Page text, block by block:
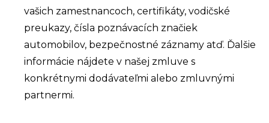
vašich zamestnancoch, certifikáty, vodičské
preukazy, čísla poznávacích značiek
automobilov, bezpečnostné záznamy atď. Ďalšie
informácie nájdete v našej zmluve s
konkrétnymi dodávateľmi alebo zmluvnými
partnermi.